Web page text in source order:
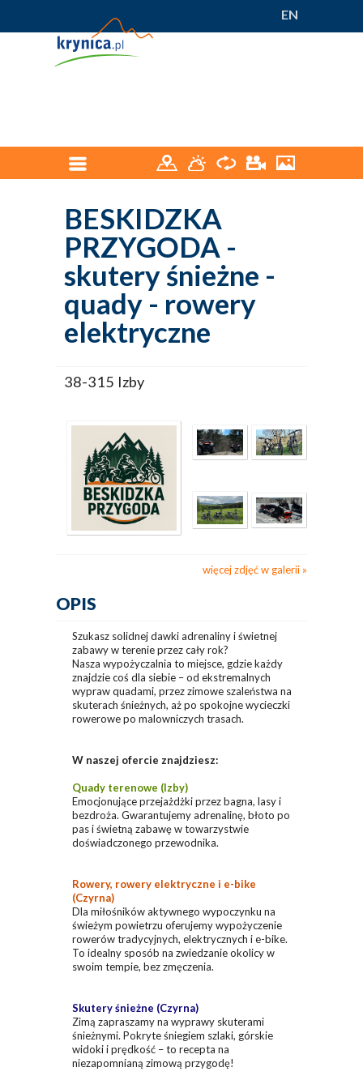
EN
BESKIDZKA
PRZYGODA -
skutery śnieżne -
quady - rowery
elektryczne
38-315 Izby
więcej zdjęć w galerii
OPIS
Szukasz solidnej dawki adrenaliny i świetnej
zabawy w terenie przez cały rok?
Nasza wypożyczalnia to miejsce, gdzie każdy
znajdzie coś dla siebie – od ekstremalnych
wypraw quadami, przez zimowe szaleństwa na
skuterach śnieżnych, aż po spokojne wycieczki
rowerowe po malowniczych trasach.
W naszej ofercie znajdziesz:
Quady terenowe (Izby)
Emocjonujące przejażdżki przez bagna, lasy i
bezdroża. Gwarantujemy adrenalinę, błoto po
pas i świetną zabawę w towarzystwie
doświadczonego przewodnika.
Rowery, rowery elektryczne i e-bike
(Czyrna)
Dla miłośników aktywnego wypoczynku na
świeżym powietrzu oferujemy wypożyczenie
rowerów tradycyjnych, elektrycznych i e-bike.
To idealny sposób na zwiedzanie okolicy w
swoim tempie, bez zmęczenia.
Skutery śnieżne (Czyrna)
Zimą zapraszamy na wyprawy skuterami
śnieżnymi. Pokryte śniegiem szlaki, górskie
widoki i prędkość – to recepta na
niezapomnianą zimową przygodę!